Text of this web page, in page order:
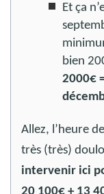
Et ça
bien
2000€
Allez, l’heure
très (très)
intervenir ici
20 100€ + 13